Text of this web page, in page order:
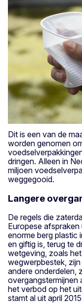
Dit is een van de
worden genomen
dringen. Alleen in
miljoen
weggegooid.
Langere
De regels die
Europese
enorme berg plastic
en giftig is, terug te
wetgeving, zoals
wegwerpbestek,
andere onderdelen,
overgangstermijnen
het verbod op het
stamt al uit april